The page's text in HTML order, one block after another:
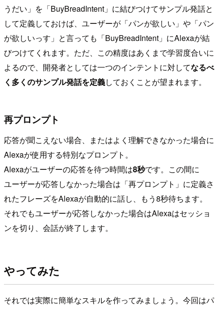
うだい」を「BuyBreadIntent」に結びつけてサンプル発話と
して定義しておけば、ユーザーが「パンが欲しい」や「パン
が欲しいっす」と言っても「BuyBreadIntent」にAlexaが結
びつけてくれます。ただ、この精度はあくまで学習度合いに
よるので、開発者としては一つのインテントに対してなるべ
く多くのサンプル発話を定義しておくことが望まれます。
再プロンプト
応答が聞こえない場合、またはよく理解できなかった場合に
Alexaが使用する特別なプロンプト。
Alexaがユーザーの応答を待つ時間は8秒です。この間に
ユーザーが応答しなかった場合は「再プロンプト」に定義さ
れたフレーズをAlexaが自動的に話し、もう8秒待ちます。
それでもユーザーが応答しなかった場合はAlexaはセッショ
ンを切り、会話が終了します。
やってみた
それでは実際に簡単なスキルを作ってみましょう。今回はパ